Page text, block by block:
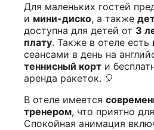
Для маленьких гостей
и мини-диско, а также
доступна для детей от 3
плату. Также в отеле есть
сеансами в день на
теннисный корт и
аренда ракеток. 🎈
В отеле имеется
тренером, что приятно
Спокойная анимация